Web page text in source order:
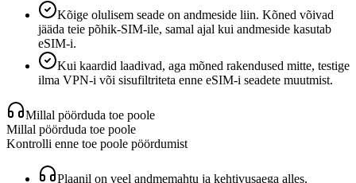
Kõige olulisem seade on andmeside liin. Kõned võivad
jääda teie põhik-SIM-ile, samal ajal kui andmeside kasutab
eSIM-i.
Kui kaardid laadivad, aga mõned rakendused mitte, testige
ilma VPN-i või sisufiltriteta enne eSIM-i seadete muutmist.
Millal pöörduda toe poole
Millal pöörduda toe poole
Kontrolli enne toe poole pöördumist
Plaanil on veel andmemahtu ja kehtivusaega alles.